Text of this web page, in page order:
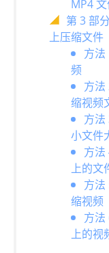
MP4
第 3 部
上压缩文件
方
频
方
缩视频
方法
小文件
方
上的文
方
缩视频
方
上的视